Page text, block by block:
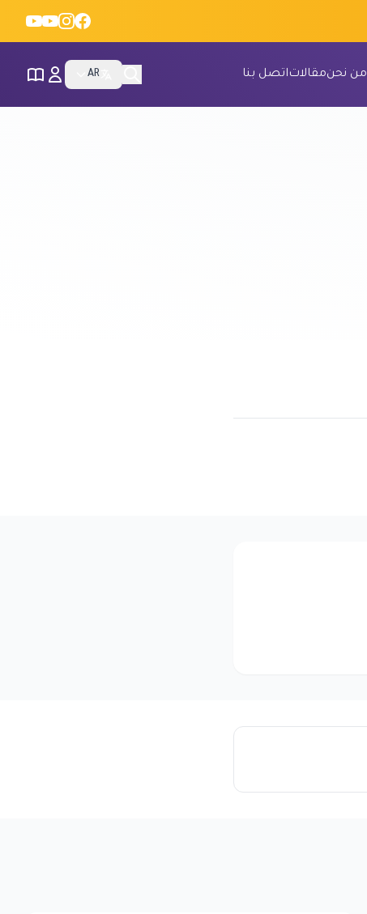
من نحنمقالاتاتصل بنا AR